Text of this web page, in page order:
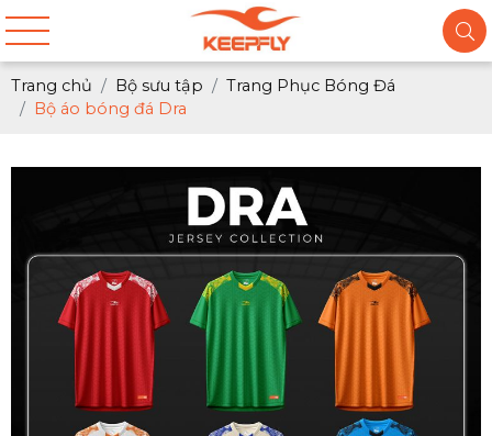
Trang chủ Bộ sưu tập
Trang Phục Bóng Đá
Bộ áo bóng đá Dra